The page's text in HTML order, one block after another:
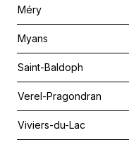
Méry
Myans
Saint-Baldoph
Verel-Pragondran
Viviers-du-Lac